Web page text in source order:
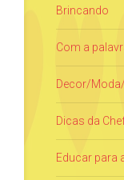
Brincando
Com a
Decor/
Dicas da
Educar para